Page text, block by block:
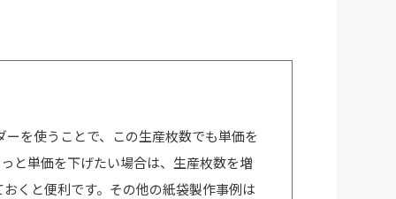
を使うことで、この生産枚数でも単価を
と単価を下げたい場合は、生産枚数を増
くと便利です。その他の紙袋製作事例は